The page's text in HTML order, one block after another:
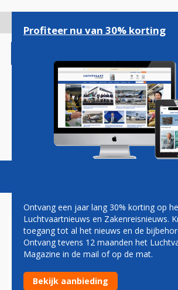
gaan
Magazine Podcasts
EASYJET PLAATST
AANVULLENDE
VOOR AIRBUS
Profiteer nu van 30% korting
Ontvang een jaar lang 30% korting op
Luchtvaartnieuws en Zakenreisnieuws.
toegang tot al het nieuws en de
Ontvang tevens 12 maanden het
Magazine in de mail of op de mat.
Bekijk aanbieding